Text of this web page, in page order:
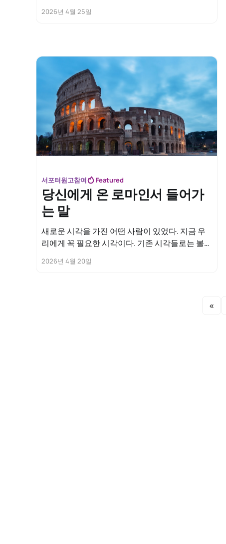
2026년 4월 25일
서포터원고참여 Featured
당신에게 온 로마인서 들어가
는 말
새로운 시각을 가진 어떤 사람이 있었다. 지금 우
리에게 꼭 필요한 시각이다. 기존 시각들로는 볼
기존 시각들에 길들여져 왔다. 세상에서 객관적 신
양한 시각들이 이미 우리 삶의 모든 영역을 지배하
2026년 4월 20일
«